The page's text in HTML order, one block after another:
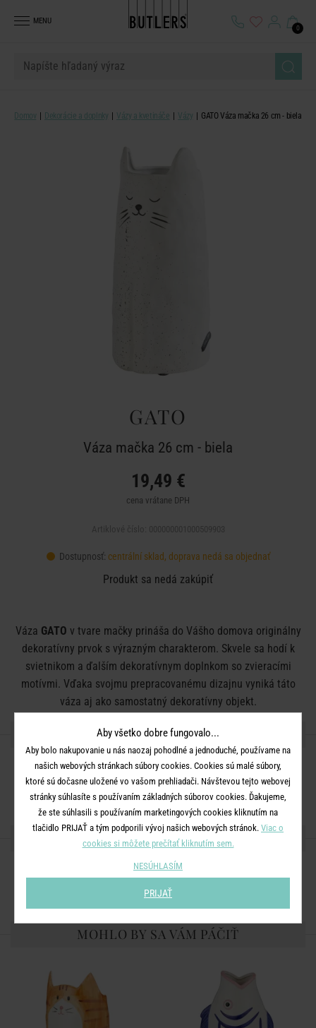
MENU
0
Domov Dekorácie a doplnky Vázy a kvetináče Vázy GATO Váza mačka 26 cm - biela
GATO
Váza mačka 26 cm - biela
19,49 €
cena vrátane DPH
Dostupnosť: centrální sklad, doprava nedá sa objednať
Produkt sa nedá zakúpiť
Váza GATO v tvare mačky prináša do Vášho domova originálny
dekoratívny prvok s výrazným charakterom. Skvele sa hodí k
svietnikom a ďalším dekoratívnym doplnkom so zvieracími
motívmi. Vďaka svojmu prepracovanému dizajnu vyniká táto
váza aj ako samostatný dekoratívny objekt.
DETAILY PRODUKTU
Rozmery:priemer 12 x V 26 cm
Materiál:kamenina
ZDIEĽAJTE S PRIATEĽMI
MOHLO BY SA VÁM PÁČIŤ
Aby všetko dobre fungovalo...
Aby bolo nakupovanie u nás naozaj pohodlné a jednoduché, používame na
našich webových stránkach súbory cookies. Cookies sú malé súbory,
ktoré sú dočasne uložené vo vašom prehliadači. Návštevou tejto webovej
stránky súhlasíte s používaním základných súborov cookies. Ďakujeme,
že ste súhlasili s používaním marketingových cookies kliknutím na
tlačidlo PRIJAŤ a tým podporili vývoj našich webových stránok. Viac o
cookies si môžete prečítať kliknutím sem.
NESÚHLASÍM
PRIJAŤ